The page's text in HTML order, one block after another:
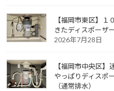
【福岡市東区】１
きたディスポーザ
2026年7月28日
【福岡市中央区】
やっぱりディスポ
（通常排水）